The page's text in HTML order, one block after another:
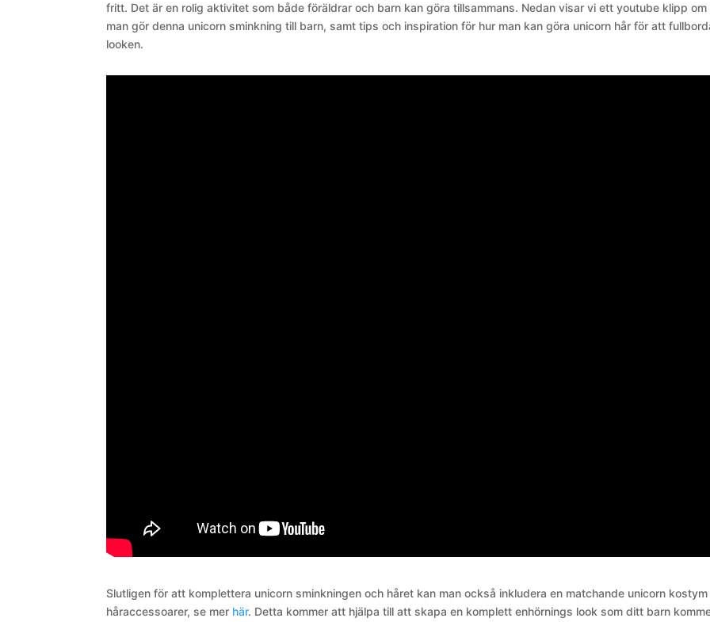
fritt. Det är en rolig aktivitet som både föräldrar och barn kan göra tillsammans. Nedan visar vi ett youtube klipp om
man gör denna unicorn sminkning till barn, samt tips och inspiration för hur man kan göra unicorn hår för att
looken.
Slutligen för att komplettera unicorn sminkningen och håret kan man också inkludera en matchande unicorn
håraccessoarer, se mer här. Detta kommer att hjälpa till att skapa en komplett enhörnings look som ditt barn